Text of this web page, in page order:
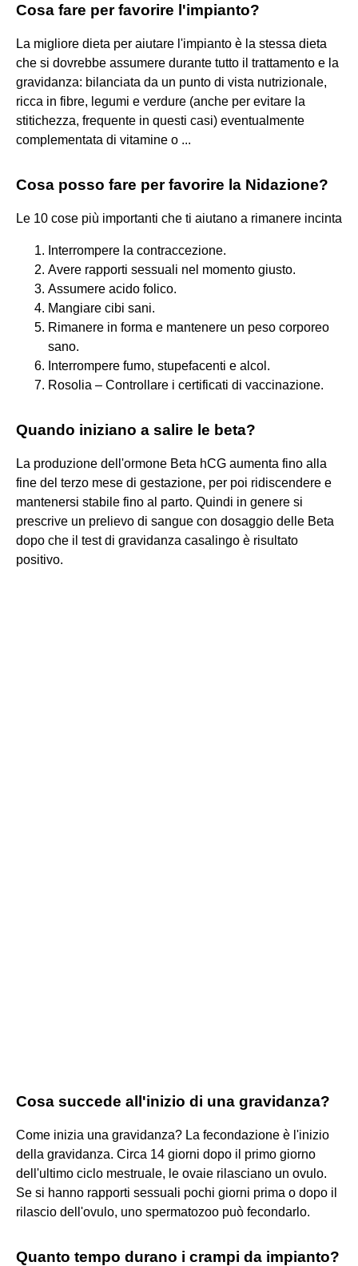
Cosa fare per favorire l'impianto?
La migliore dieta per aiutare l'impianto è la stessa dieta
che si dovrebbe assumere durante tutto il trattamento e la
gravidanza: bilanciata da un punto di vista nutrizionale,
ricca in fibre, legumi e verdure (anche per evitare la
stitichezza, frequente in questi casi) eventualmente
complementata di vitamine o ...
Cosa posso fare per favorire la Nidazione?
Le 10 cose più importanti che ti aiutano a rimanere incinta
Interrompere la contraccezione.
Avere rapporti sessuali nel momento giusto.
Assumere acido folico.
Mangiare cibi sani.
Rimanere in forma e mantenere un peso corporeo
sano.
Interrompere fumo, stupefacenti e alcol.
Rosolia – Controllare i certificati di vaccinazione.
Quando iniziano a salire le beta?
La produzione dell'ormone Beta hCG aumenta fino alla
fine del terzo mese di gestazione, per poi ridiscendere e
mantenersi stabile fino al parto. Quindi in genere si
prescrive un prelievo di sangue con dosaggio delle Beta
dopo che il test di gravidanza casalingo è risultato
positivo.
Cosa succede all'inizio di una gravidanza?
Come inizia una gravidanza? La fecondazione è l'inizio
della gravidanza. Circa 14 giorni dopo il primo giorno
dell'ultimo ciclo mestruale, le ovaie rilasciano un ovulo.
Se si hanno rapporti sessuali pochi giorni prima o dopo il
rilascio dell'ovulo, uno spermatozoo può fecondarlo.
Quanto tempo durano i crampi da impianto?